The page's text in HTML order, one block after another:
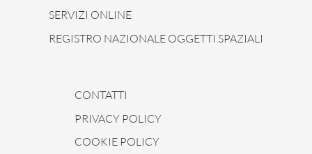
SERVIZI ONLINE
REGISTRO NAZIONALE OGGETTI SPAZIALI
CONTATTI
PRIVACY POLICY
COOKIE POLICY